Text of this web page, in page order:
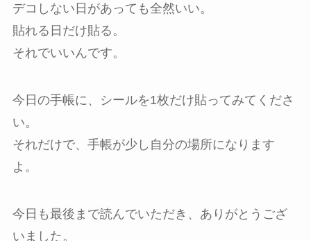
デコしない日があっても全然いい。
貼れる日だけ貼る。
それでいいんです。
今日の手帳に、シールを1枚だけ貼ってみてくださ
い。
それだけで、手帳が少し自分の場所になります
よ。
今日も最後まで読んでいただき、ありがとうござ
いました。